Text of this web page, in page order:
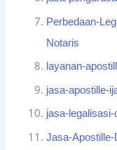
Perbedaan-
Notaris
layanan-
jasa-apostille-
jasa-
Jasa-